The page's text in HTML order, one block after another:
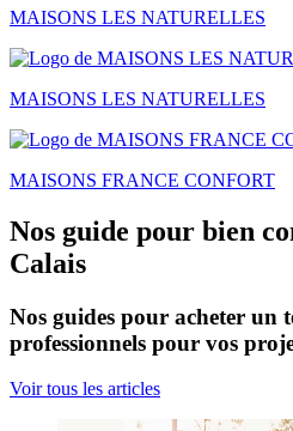
MAISONS LES NATURELLES
MAISONS LES NATURELLES
MAISONS FRANCE CONFORT
Nos guide pour bien
Calais
Nos guides pour acheter un
professionnels pour vos
Voir tous les articles